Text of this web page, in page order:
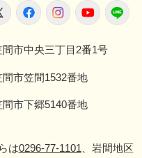
市役所
X FacebookInstagram
市中央三丁目2番1号
市笠間1532番地
市下郷5140番地
は0296-77-1101 、岩間地区